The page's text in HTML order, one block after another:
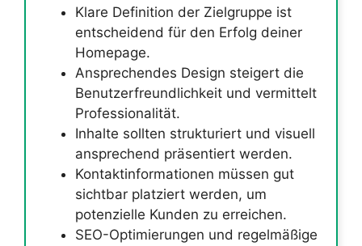
Klare Definition der Zielgruppe ist
entscheidend für den Erfolg deiner
Homepage.
Ansprechendes Design steigert die
Benutzerfreundlichkeit und vermittelt
Professionalität.
Inhalte sollten strukturiert und visuell
ansprechend präsentiert werden.
Kontaktinformationen müssen gut
sichtbar platziert werden, um
potenzielle Kunden zu erreichen.
SEO-Optimierungen und regelmäßige